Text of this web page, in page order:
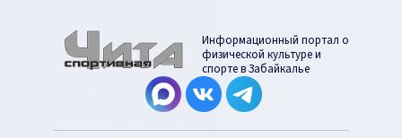
Информационный портал о
физической культуре и
спорте в Забайкалье